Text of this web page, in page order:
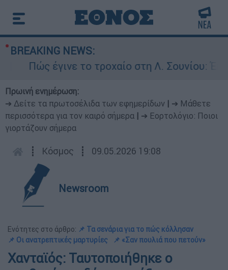
BREAKING NEWS:
Πώς έγινε το τροχαίο στη Λ. Σουνίου: Έκανε
Πρωινή ενημέρωση:
➔ Δείτε τα πρωτοσέλιδα των εφημερίδων
➔ Μάθετε
περισσότερα για τον καιρό σήμερα
➔ Εορτολόγιο: Ποιοι
γιορτάζουν σήμερα
┋ Κόσμος ┋ 09.05.2026 19:08
Newsroom
Ενότητες στο άρθρο: 📌 Τα σενάρια για το πώς κόλλησαν
📌 Οι ανατρεπτικές μαρτυρίες
📌 «Σαν πουλιά που πετούν»
Χανταϊός: Ταυτοποιήθηκε ο